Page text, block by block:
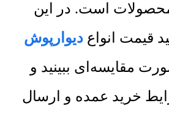
است. در این
قیمت انواعدیوارپوش
مقایسه‌ای ببینید و
خرید عمده و ارسال